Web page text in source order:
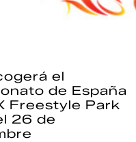
el
de España
Freestyle Park
26 de